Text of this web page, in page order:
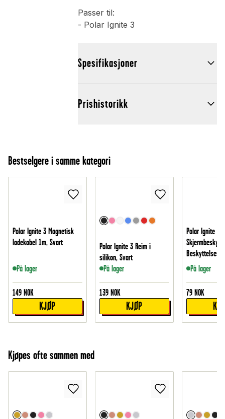
Passer til:
- Polar Ignite 3
Spesifikasjoner
Prishistorikk
Bestselgere i samme kategori
Polar Ignite 3 Magnetisk
ladekabel 1m, Svart
På lager
149 NOK
KJØP
Polar Ignite 3 Reim i
silikon, Svart
På lager
139 NOK
KJØP
Polar Ignite 3
På lager
79 NOK
Kjøpes ofte sammen med